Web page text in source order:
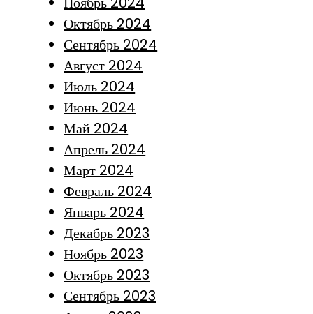
Октябрь 2024
Сентябрь 2024
Август 2024
Июль 2024
Июнь 2024
Май 2024
Апрель 2024
Март 2024
Февраль 2024
Январь 2024
Декабрь 2023
Ноябрь 2023
Октябрь 2023
Сентябрь 2023